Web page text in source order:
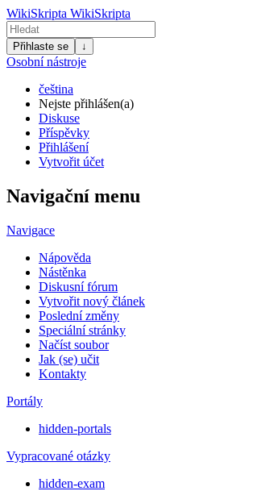
WikiSkripta WikiSkripta
Přihlaste se ↓
Osobní nástroje
čeština
Nejste přihlášen(a)
Diskuse
Příspěvky
Přihlášení
Vytvořit účet
Navigační menu
Navigace
Nápověda
Nástěnka
Diskusní fórum
Vytvořit nový článek
Poslední změny
Speciální stránky
Načíst soubor
Jak (se) učit
Kontakty
Portály
hidden-portals
Vypracované otázky
hidden-exam